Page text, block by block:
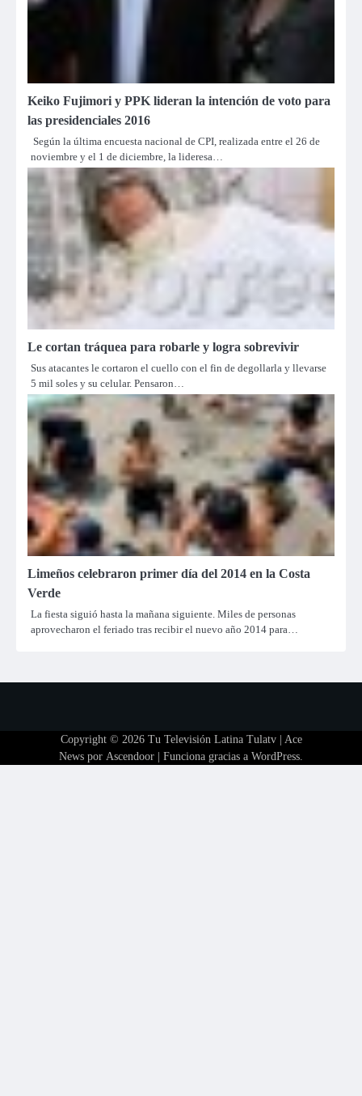
Keiko Fujimori y PPK lideran la intención de voto para
las presidenciales 2016
Según la última encuesta nacional de CPI, realizada entre el 26 de
noviembre y el 1 de diciembre, la lideresa…
Le cortan tráquea para robarle y logra sobrevivir
Sus atacantes le cortaron el cuello con el fin de degollarla y llevarse
5 mil soles y su celular. Pensaron…
Limeños celebraron primer día del 2014 en la Costa
Verde
La fiesta siguió hasta la mañana siguiente. Miles de personas
aprovecharon el feriado tras recibir el nuevo año 2014 para…
Copyright © 2026 Tu Televisión Latina Tulatv| Ace
News por Ascendoor | Funciona gracias a WordPress